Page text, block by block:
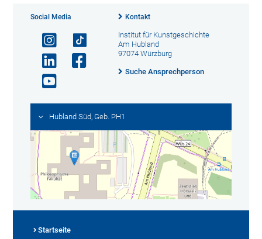
Social Media Kontakt
Institut für Kunstgeschichte
Am Hubland
97074 Würzburg
Suche Ansprechperson
Hubland Süd, Geb. PH1
Startseite